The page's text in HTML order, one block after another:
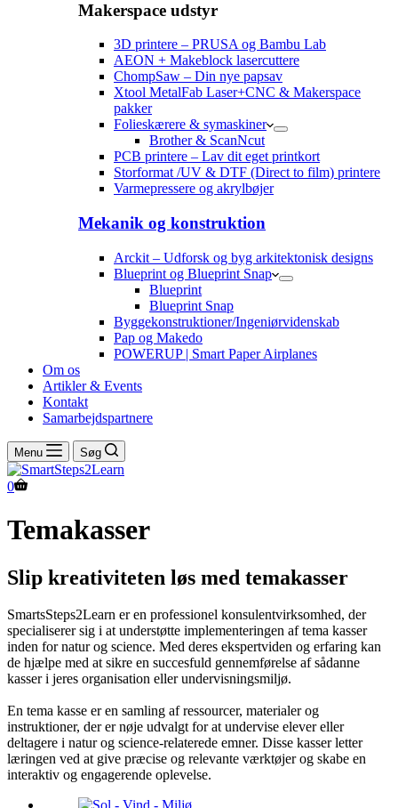
Makerspace udstyr
3D printere – PRUSA og Bambu Lab
AEON + Makeblock lasercuttere
ChompSaw – Din nye papsav
Xtool MetalFab Laser+CNC & Makerspace
pakker
Folieskærere & symaskiner
Brother & ScanNcut
PCB printere – Lav dit eget printkort
Storformat /UV & DTF (Direct to film) printere
Varmepressere og akrylbøjer
Mekanik og konstruktion
Arckit – Udforsk og byg arkitektonisk designs
Blueprint og Blueprint Snap
Blueprint
Blueprint Snap
Byggekonstruktioner/Ingeniørvidenskab
Pap og Makedo
POWERUP | Smart Paper Airplanes
Om os
Artikler & Events
Kontakt
Samarbejdspartnere
Menu Søg
Indkøbskurv
0
Temakasser
Slip kreativiteten løs med temakasser
SmartsSteps2Learn er en professionel konsulentvirksomhed, der
specialiserer sig i at understøtte implementeringen af tema kasser
inden for natur og science. Med deres ekspertviden og erfaring kan
de hjælpe med at sikre en succesfuld gennemførelse af sådanne
kasser i jeres organisation eller undervisningsmiljø.
En tema kasse er en samling af ressourcer, materialer og
instruktioner, der er nøje udvalgt for at undervise elever eller
deltagere i natur og science-relaterede emner. Disse kasser letter
læringen ved at give præcise og relevante værktøjer og skabe en
interaktiv og engagerende oplevelse.